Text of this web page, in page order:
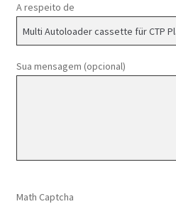
A respeito de
Sua mensagem (opcional)
Math Captcha